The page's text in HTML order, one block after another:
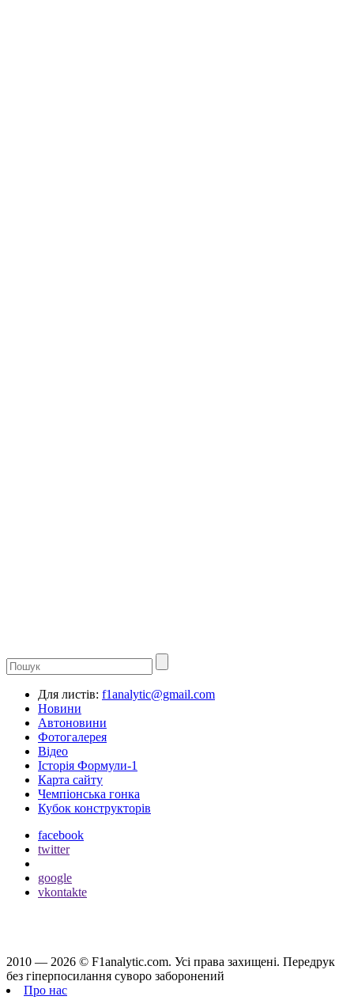
Для листів: f1analytic@gmail.com
Новини
Автоновини
Фотогалерея
Відео
Історія Формули-1
Карта сайту
Чемпіонська гонка
Кубок конструкторів
facebook
twitter
google
vkontakte
2010 — 2026 © F1analytic.com. Усi права захищенi. Передрук
без гіперпосилання суворо заборонений
Про нас